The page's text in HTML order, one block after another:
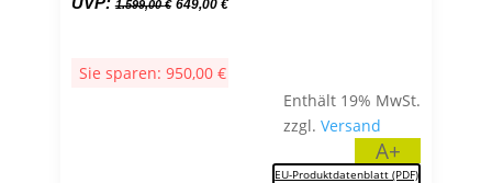
1.599,00€
1.599,00 €
649,00 €
Sie sparen: 950,00 €
Enthält 19% MwSt.
zzgl.Versand
A+
EU-Produktdatenblatt (PDF)